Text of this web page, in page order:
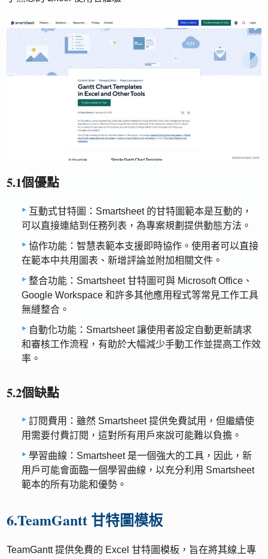
5.1個優點
互動式甘特圖：Smartsheet 的甘特圖範本是互動的，
可以直接連結到任務列表，為專案規劃提供動態方法。
協作功能：智慧表範本支援即時協作。使用者可以直接
在範本中共用圖表、新增評論並附加相關文件。
整合功能：Smartsheet 甘特圖可與 Microsoft Office、
Google Workspace 和許多其他應用程式等常見工作工具
無縫整合。
自動化功能：Smartsheet 讓使用者設定自動更新請求
和審核工作流程，有助於大幅減少手動工作並提高工作效
率。
5.2個缺點
訂閱費用：雖然 Smartsheet 提供免費試用，但繼續使
用需要付費訂閱，這對所有用戶來說可能難以負擔。
學習曲線：Smartsheet 是一個強大的工具，因此，新
用戶可能會面臨一個學習曲線，以充分利用 Smartsheet
範本的所有功能和優勢。
6.TeamGantt 甘特圖模板
TeamGantt 提供免費的 Excel 甘特圖模板，旨在將其線上專